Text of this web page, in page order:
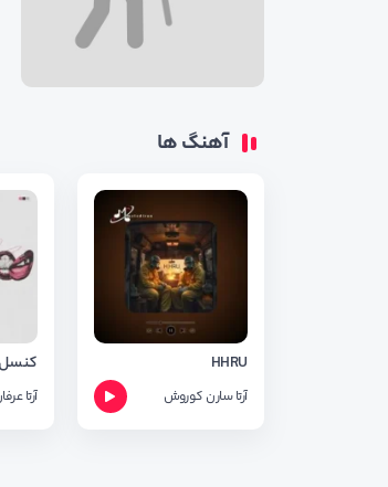
آهنگ ها
HHRU
آرتا سارن کوروش
کنسل
آرتا